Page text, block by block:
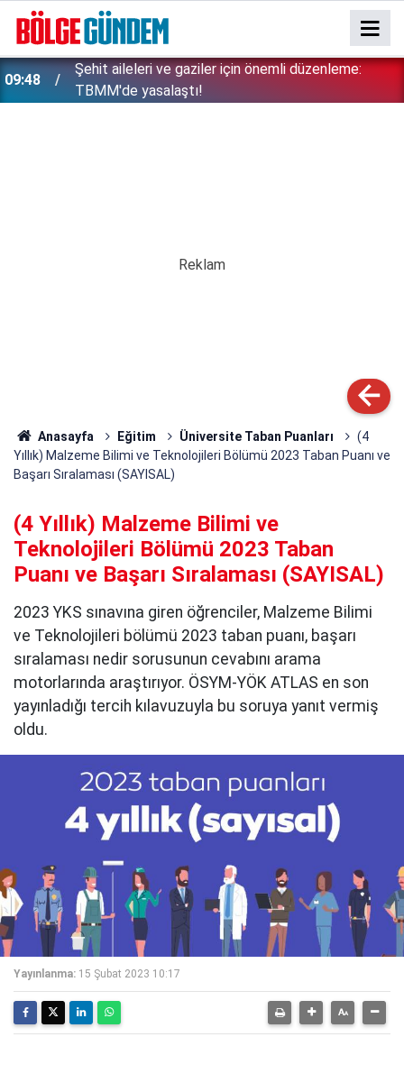
09:48
Şehit aileleri ve gaziler için önemli düzenleme:
TBMM'de yasalaştı!
Anasayfa Eğitim Üniversite Taban Puanları
(4
Yıllık) Malzeme Bilimi ve Teknolojileri Bölümü 2023 Taban Puanı ve
Başarı Sıralaması (SAYISAL)
(4 Yıllık) Malzeme Bilimi ve
Teknolojileri Bölümü 2023 Taban
Puanı ve Başarı Sıralaması (SAYISAL)
2023 YKS sınavına giren öğrenciler, Malzeme Bilimi
ve Teknolojileri bölümü 2023 taban puanı, başarı
sıralaması nedir sorusunun cevabını arama
motorlarında araştırıyor. ÖSYM-YÖK ATLAS en son
yayınladığı tercih kılavuzuyla bu soruya yanıt vermiş
oldu.
Yayınlanma: 15 Şubat 2023 10:17